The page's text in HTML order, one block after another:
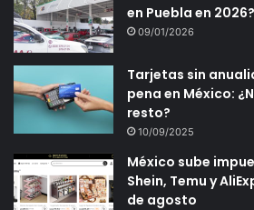
en Puebla en
09/01/2026
Tarjetas sin
pena en México:
resto?
10/09/2025
México sube
Shein, Temu y
de agosto